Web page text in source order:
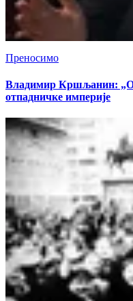
Преносимо
Владимир Кршљанин:
отпадничке империје